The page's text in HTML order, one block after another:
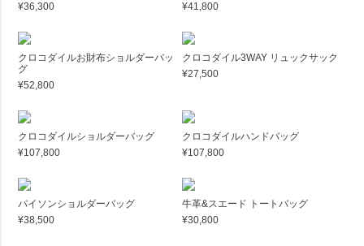
¥36,300
¥41,800
クロコダイルお財布ショルダーバッ
グ
¥52,800
クロコダイル3WAY リュックサック
¥27,500
クロコダイルショルダーバッグ
¥107,800
クロコダイルハンドバッグ
¥107,800
パイソンショルダーバッグ
¥38,500
牛革&スエード トートバッグ
¥30,800